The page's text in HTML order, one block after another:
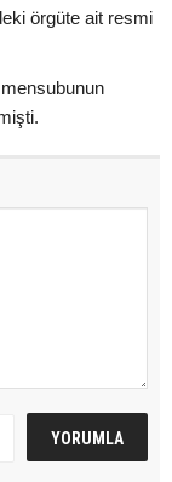
örgüte ait resmi